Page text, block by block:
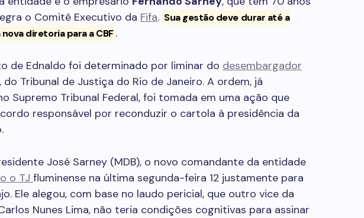
o Comitê Executivo da Fifa. Sua gestão deve durar até a
diretoria para a CBF.
de Ednaldo foi determinado por liminar do desembargador
, do Tribunal de Justiça do Rio de Janeiro. A ordem, já
Supremo Tribunal Federal, foi tomada em uma ação que
responsável por reconduzir o cartola à presidência da
José Sarney (MDB), o novo comandante da entidade
o TJ fluminense na última segunda-feira 12 justamente para
Ele alegou, com base no laudo pericial, que outro vice da
Nunes Lima, não teria condições cognitivas para assinar